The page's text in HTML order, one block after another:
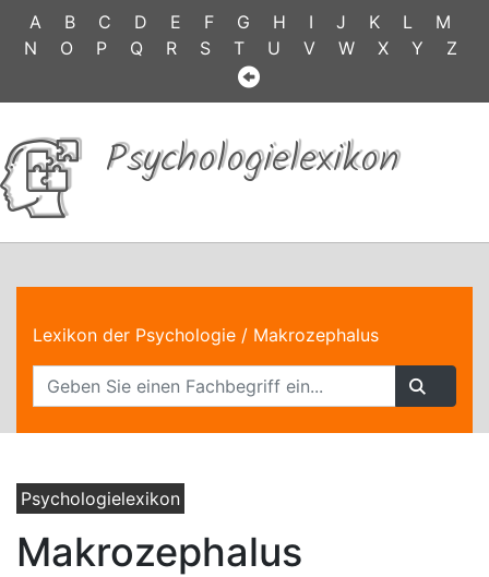
A B C D E F G H I J K L
M
N
O P Q R S T U V W X Y Z
Psychologielexikon
Lexikon der Psychologie / Makrozephalus
Psychologielexikon
Makrozephalus